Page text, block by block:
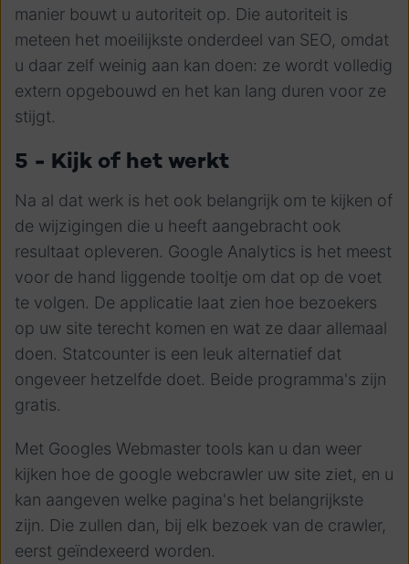
manier bouwt u autoriteit op. Die autoriteit is
meteen het moeilijkste onderdeel van SEO, omdat
u daar zelf weinig aan kan doen: ze wordt volledig
extern opgebouwd en het kan lang duren voor ze
stijgt.
5 - Kijk of het werkt
Na al dat werk is het ook belangrijk om te kijken of
de wijzigingen die u heeft aangebracht ook
resultaat opleveren. Google Analytics is het meest
voor de hand liggende tooltje om dat op de voet
te volgen. De applicatie laat zien hoe bezoekers
op uw site terecht komen en wat ze daar allemaal
doen. Statcounter is een leuk alternatief dat
ongeveer hetzelfde doet. Beide programma's zijn
gratis.
Met Googles Webmaster tools kan u dan weer
kijken hoe de google webcrawler uw site ziet, en u
kan aangeven welke pagina's het belangrijkste
zijn. Die zullen dan, bij elk bezoek van de crawler,
eerst geïndexeerd worden.